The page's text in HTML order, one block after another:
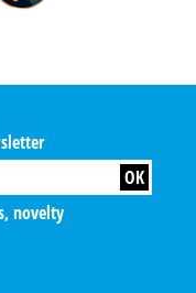
novelty